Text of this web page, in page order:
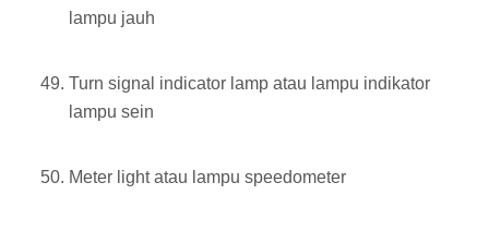
lampu jauh
Turn signal indicator lamp atau lampu indikator
lampu sein
Meter light atau lampu speedometer